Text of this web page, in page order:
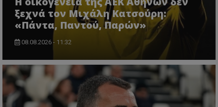
ξεχνά τον Μιχάλη Κατσούρη:
«Πάντα, Παντού, Παρών»
08.08.2026 - 11:32